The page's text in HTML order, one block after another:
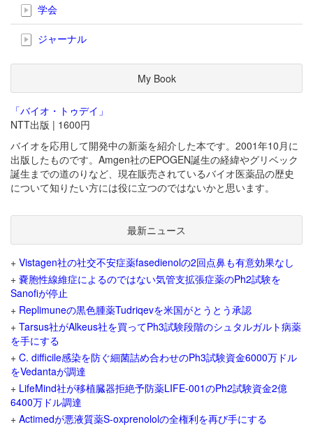
学会
ジャーナル
My Book
「バイオ・トゥデイ」
NTT出版 | 1600円
バイオを応用して開発中の新薬を紹介した本です。2001年10月に
出版したものです。Amgen社のEPOGEN誕生の経緯やグリベック
誕生までの道のりなど、現在販売されているバイオ医薬品の歴史
について知りたい方には役に立つのではないかと思います。
最新ニュース
+ Vistagen社の社交不安症薬fasedienolの2回点鼻も有意効果なし
+ 嚢胞性線維症によるのではない気管支拡張症薬のPh2試験を
Sanofiが停止
+ Replimuneの黒色腫薬Tudriqevを米国がとうとう承認
+ Tarsus社がAlkeus社を買ってPh3試験段階のシュタルガルト病薬
を手にする
+ C. difficile感染を防ぐ細菌詰め合わせのPh3試験資金6000万ドル
をVedantaが調達
+ LifeMind社が移植臓器拒絶予防薬LIFE-001のPh2試験資金2億
6400万ドル調達
+ Actimedが悪液質薬S-oxprenololの全権利を再び手にする